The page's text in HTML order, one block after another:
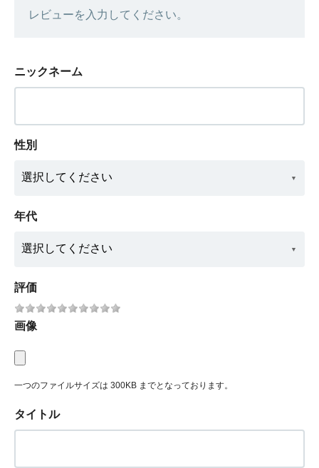
レビューを入力してください。
ニックネーム
性別
年代
評価
画像
一つのファイルサイズは 300KB までとなっております。
タイトル